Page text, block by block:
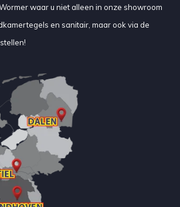
waar u niet alleen in onze showroom
en sanitair, maar ook via de